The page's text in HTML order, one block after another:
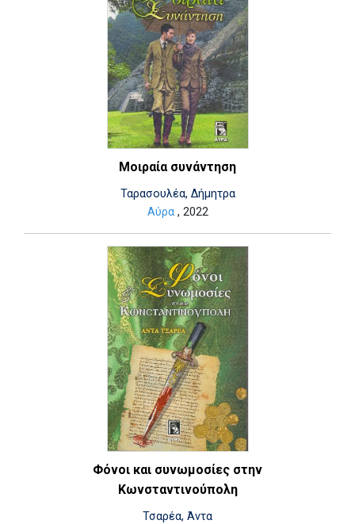
Μοιραία συνάντηση
Ταρασουλέα, Δήμητρα
Αύρα , 2022
Φόνοι και συνωμοσίες στην
Κωνσταντινούπολη
Τσαρέα, Άντα